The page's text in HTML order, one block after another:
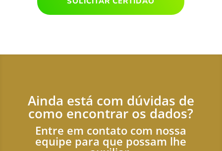
Ainda está com dúvidas de
como encontrar os dados?
Entre em contato com nossa
equipe para que possam lhe